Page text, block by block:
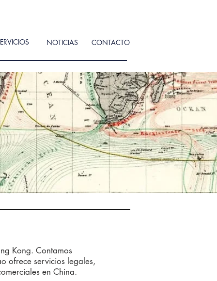
NOTICIAS CONTACTO
Kong. Contamos
ofrece servicios legales,
en China.